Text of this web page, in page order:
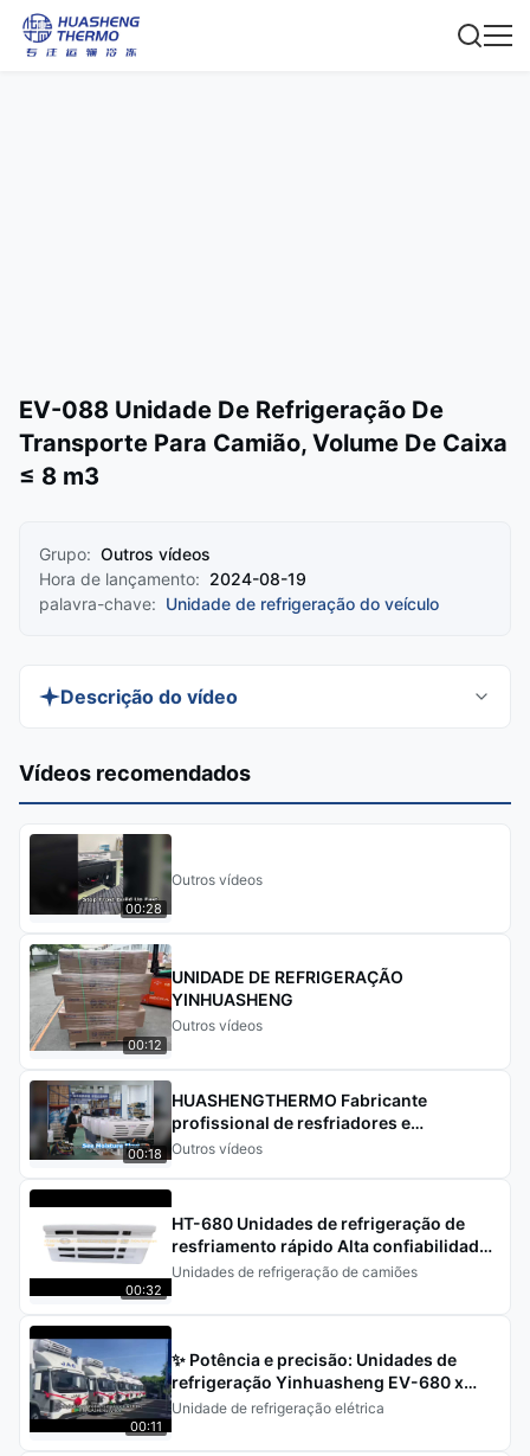
EV-088 Unidade De Refrigeração De
Transporte Para Camião, Volume De Caixa
≤ 8 m3
Grupo: Outros vídeos
Hora de lançamento: 2024-08-19
palavra-chave: Unidade de refrigeração do veículo
Descrição do vídeo
Discover the EV-088 Roof Top Transport
and reliable unit offers low operational costs, high
efficiency, and eco-friendly performance, making
it the perfect choice for small to medium-sized
vehicles.
Vídeos recomendados
00:28
Outros vídeos
00:12
UNIDADE DE REFRIGERAÇÃO
YINHUASHENG
Outros vídeos
00:18
HUASHENGTHERMO Fabricante
profissional de resfriadores e
componentes de refrigeração
Outros vídeos
00:32
HT-680 Unidades de refrigeração de
resfriamento rápido Alta confiabilidade
com carga de refrigerante R404a
Unidades de refrigeração de camiões
00:11
✨ Potência e precisão: Unidades de
refrigeração Yinhuasheng EV-680 x
35m³ Caminhões refrigerados JAC ✨
Unidade de refrigeração elétrica